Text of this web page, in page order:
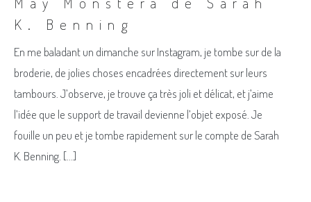
K. Benning
En me baladant un dimanche sur Instagram, je tombe sur de la
broderie, de jolies choses encadrées directement sur leurs
tambours. J’observe, je trouve ça très joli et délicat, et j’aime
l’idée que le support de travail devienne l’objet exposé. Je
fouille un peu et je tombe rapidement sur le compte de Sarah
K. Benning. […]